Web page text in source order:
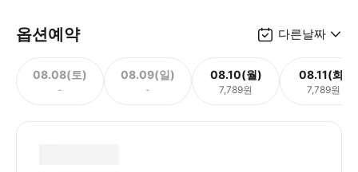
옵션예약 다른날짜
08.08(토)
-
08.09(일)
-
08.10(월)
7,789원
08.11(화)
7,789원